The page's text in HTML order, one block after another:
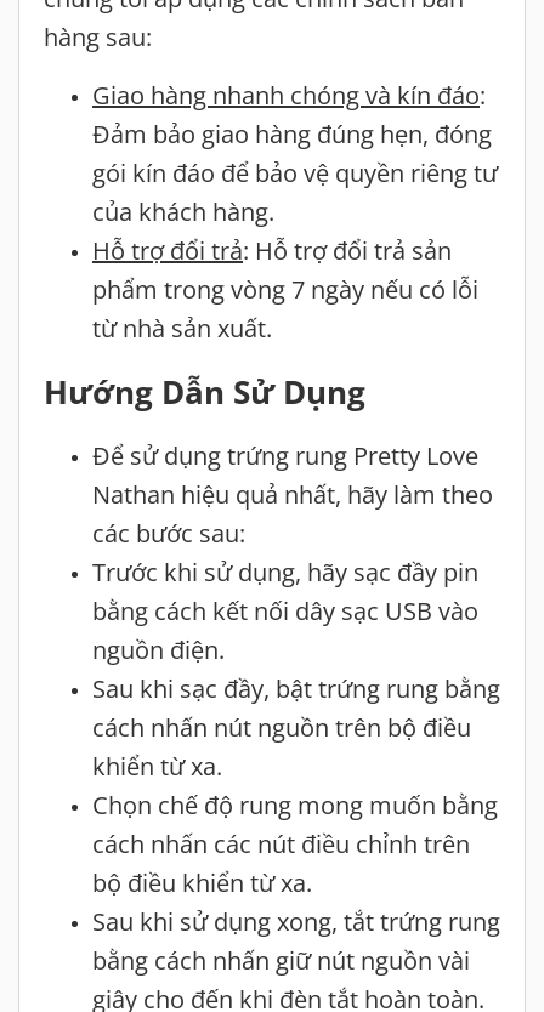
hàng sau:
Giao hàng nhanh chóng và kín đáo:
Đảm bảo giao hàng đúng hẹn, đóng
gói kín đáo để bảo vệ quyền riêng tư
của khách hàng.
Hỗ trợ đổi trả: Hỗ trợ đổi trả sản
phẩm trong vòng 7 ngày nếu có lỗi
từ nhà sản xuất.
Hướng Dẫn Sử Dụng
Để sử dụng trứng rung Pretty Love
Nathan hiệu quả nhất, hãy làm theo
các bước sau:
Trước khi sử dụng, hãy sạc đầy pin
bằng cách kết nối dây sạc USB vào
nguồn điện.
Sau khi sạc đầy, bật trứng rung bằng
cách nhấn nút nguồn trên bộ điều
khiển từ xa.
Chọn chế độ rung mong muốn bằng
cách nhấn các nút điều chỉnh trên
bộ điều khiển từ xa.
Sau khi sử dụng xong, tắt trứng rung
bằng cách nhấn giữ nút nguồn vài
giây cho đến khi đèn tắt hoàn toàn.